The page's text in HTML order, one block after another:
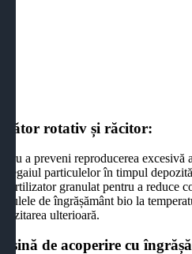
rotativ și răcitor:
a preveni reproducerea excesivă
particulelor în timpul
granulat pentru a reduce
de îngrășământ bio la
ulterioară.
de acoperire cu